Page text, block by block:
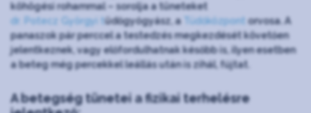
köhögési rohammal – sorolja a tüneteket
dr. Potecz Györgyi tüdőgyógyász, a Tüdőközpont orvosa. A
panaszok pár perccel a testedzés megkezdését követően
jelentkeznek, vagy előfordulhatnak később is, ilyen esetben
a beteg még percekkel leállás után is zihál, fújtat.
A betegség tünetei a fizikai terhelésre